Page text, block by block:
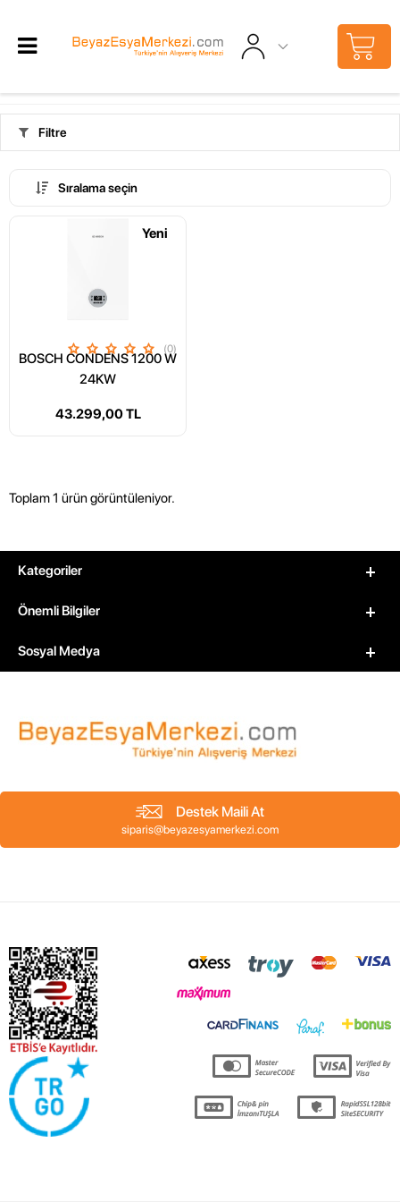
Filtre
Sıralama seçin
Yeni
(0)
BOSCH CONDENS 1200 W
24KW
43.299,00 TL
Toplam 1 ürün görüntüleniyor.
Kategoriler
Önemli Bilgiler
Sosyal Medya
Destek Maili At
siparis@beyazesyamerkezi.com